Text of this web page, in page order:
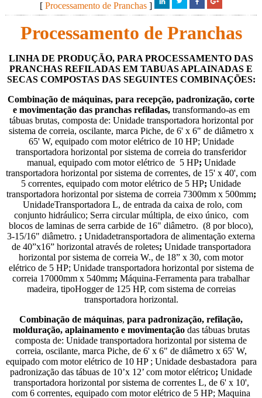
[ Processamento de Pranchas ]
Processamento de Pranchas
LINHA DE PRODUÇÃO, PARA PROCESSAMENTO DAS
PRANCHAS REFILADAS EM TABUAS APLAINADAS E
SECAS COMPOSTAS DAS SEGUINTES COMBINAÇÕES:
Combinação de máquinas, para recepção, padronização, corte
e movimentação das pranchas refiladas, transformando-as em
tábuas brutas, composta de: Unidade transportadora horizontal por
sistema de correia, oscilante, marca Piche, de 6' x 6" de diâmetro x
65' W, equipado com motor elétrico de 10 HP; Unidade
transportadora horizontal por sistema de correia do transferidor
manual, equipado com motor elétrico de 5 HP; Unidade
transportadora horizontal por sistema de correntes, de 15' x 40', com
5 correntes, equipado com motor elétrico de 5 HP; Unidade
transportadora horizontal por sistema de correia 7300mm x 500mm;
UnidadeTransportadora L, de entrada da caixa de rolo, com
conjunto hidráulico; Serra circular múltipla, de eixo único, com
blocos de laminas de serra carbide de 16" diâmetro. (8 por bloco),
3-15/16" diâmetro. ; Unidadetransportadora de alimentação externa
de 40”x16” horizontal através de roletes; Unidade transportadora
horizontal por sistema de correia W., de 18” x 30, com motor
elétrico de 5 HP; Unidade transportadora horizontal por sistema de
correia 17000mm x 540mm; Máquina-Ferramenta para trabalhar
madeira, tipoHogger de 125 HP, com sistema de correias
transportadora horizontal.
Combinação de máquinas, para padronização, refilação,
molduração, aplainamento e movimentaçãodas tábuas brutas
composta de: Unidade transportadora horizontal por sistema de
correia, oscilante, marca Piche, de 6' x 6" de diâmetro x 65' W,
equipado com motor elétrico de 10 HP ; Unidade desbastadora para
padronização das tábuas de 10’x 12’ com motor elétrico; Unidade
transportadora horizontal por sistema de correntes L, de 6' x 10',
com 6 correntes, equipado com motor elétrico de 5 HP; Maquina